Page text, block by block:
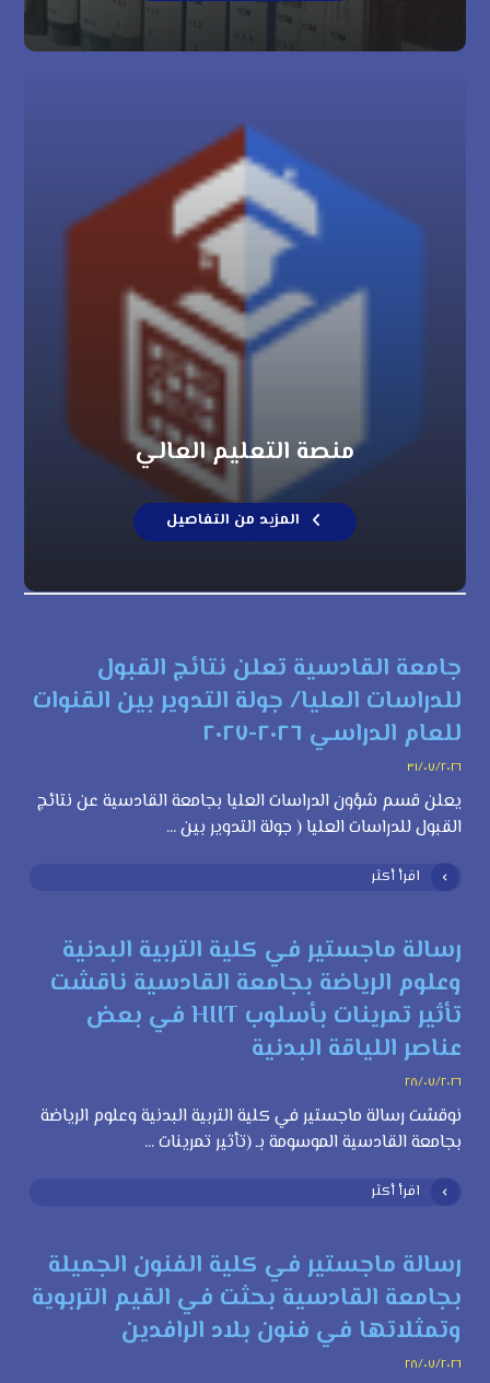
منصة التعليم العالي
المزيد من التفاصيل
جامعة القادسية تعلن نتائج القبول
للدراسات العليا/ جولة التدوير بين القنوات
للعام الدراسي ٢٠٢٦-٢٠٢٧
٣١/٠٧/٢٠٢٦
يعلن قسم شؤون الدراسات العليا بجامعة القادسية عن نتائج
القبول للدراسات العليا ( جولة التدوير بين ...
اقرأ أكثر
رسالة ماجستير في كلية التربية البدنية
وعلوم الرياضة بجامعة القادسية ناقشت
تأثير تمرينات بأسلوب HIIT في بعض
عناصر اللياقة البدنية
٢٨/٠٧/٢٠٢٦
نوقشت رسالة ماجستير في كلية التربية البدنية وعلوم الرياضة
بجامعة القادسية الموسومة بـ (تأثير تمرينات ...
اقرأ أكثر
رسالة ماجستير في كلية الفنون الجميلة
بجامعة القادسية بحثت في القيم التربوية
وتمثلاتها في فنون بلاد الرافدين
٢٨/٠٧/٢٠٢٦